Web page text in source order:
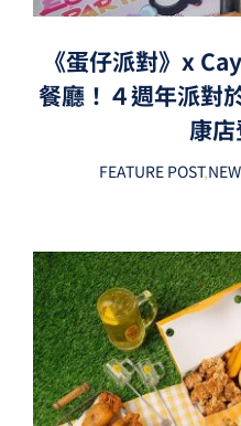
《蛋仔派對》x
餐廳！４週年派對
康店
FEATURE POST,